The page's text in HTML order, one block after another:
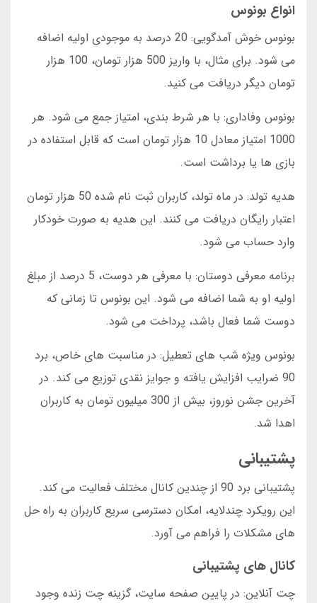
انواع بونوس
بونوس خوش آمدگویی: 20 درصد به موجودی اولیه اضافه
می شود. برای مثال، با واریز 500 هزار تومان، 100 هزار
تومان دیگر دریافت می کنید.
بونوس وفاداری: با هر شرط بندی، امتیاز جمع می شود. هر
1000 امتیاز معادل 10 هزار تومان است که قابل استفاده در
بازی ها یا برداشت است.
هدیه تولد: در ماه تولد، کاربران ثبت نام شده 50 هزار تومان
اعتبار رایگان دریافت می کنند. این هدیه به صورت خودکار
وارد حساب می شود.
برنامه معرفی دوستان: با معرفی هر دوست، 5 درصد از مبلغ
اولیه او به شما اضافه می شود. این بونوس تا زمانی که
دوست شما فعال باشد، پرداخت می شود.
بونوس ویژه شب های تعطیل: در مناسبت های خاص، برد
90 ضرایب افزایش یافته و جوایز نقدی توزیع می کند. در
آخرین جشن نوروز، بیش از 300 میلیون تومان به کاربران
اهدا شد.
پشتیبانی
پشتیبانی برد 90 از چندین کانال مختلف فعالیت می کند.
این رویکرد چندلایه، امکان دسترسی سریع کاربران به راه حل
های مشکلات را فراهم می آورد.
کانال های پشتیبانی
چت آنلاین: در پایین صفحه سایت، گزینه چت زنده وجود